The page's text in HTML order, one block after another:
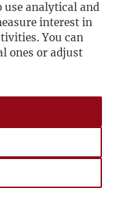
use analytical and
interest in
You can
ones or adjust